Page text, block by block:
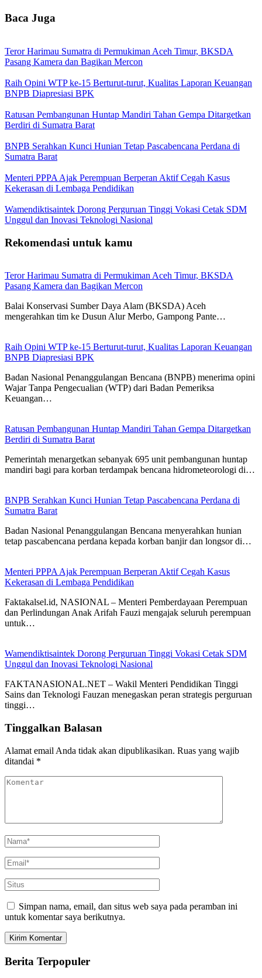
Baca Juga
Teror Harimau Sumatra di Permukiman Aceh Timur, BKSDA
Pasang Kamera dan Bagikan Mercon
Raih Opini WTP ke-15 Berturut-turut, Kualitas Laporan Keuangan
BNPB Diapresiasi BPK
Ratusan Pembangunan Huntap Mandiri Tahan Gempa Ditargetkan
Berdiri di Sumatra Barat
BNPB Serahkan Kunci Hunian Tetap Pascabencana Perdana di
Sumatra Barat
Menteri PPPA Ajak Perempuan Berperan Aktif Cegah Kasus
Kekerasan di Lembaga Pendidikan
Wamendiktisaintek Dorong Perguruan Tinggi Vokasi Cetak SDM
Unggul dan Inovasi Teknologi Nasional
Rekomendasi untuk kamu
Teror Harimau Sumatra di Permukiman Aceh Timur, BKSDA
Pasang Kamera dan Bagikan Mercon
Balai Konservasi Sumber Daya Alam (BKSDA) Aceh
mengerahkan tim ke Dusun Alur Merbo, Gampong Pante…
Raih Opini WTP ke-15 Berturut-turut, Kualitas Laporan Keuangan
BNPB Diapresiasi BPK
Badan Nasional Penanggulangan Bencana (BNPB) menerima opini
Wajar Tanpa Pengecualian (WTP) dari Badan Pemeriksa
Keuangan…
Ratusan Pembangunan Huntap Mandiri Tahan Gempa Ditargetkan
Berdiri di Sumatra Barat
Pemerintah menargetkan sebanyak 695 unit pembangunan huntap
mandiri bagi para korban terdampak bencana hidrometeorologi di…
BNPB Serahkan Kunci Hunian Tetap Pascabencana Perdana di
Sumatra Barat
Badan Nasional Penanggulangan Bencana menyerahkan hunian
tetap pascabencana perdana kepada korban banjir dan longsor di…
Menteri PPPA Ajak Perempuan Berperan Aktif Cegah Kasus
Kekerasan di Lembaga Pendidikan
Faktakalsel.id, NASIONAL – Menteri Pemberdayaan Perempuan
dan Perlindungan Anak Arifah Fauzi mengajak seluruh perempuan
untuk…
Wamendiktisaintek Dorong Perguruan Tinggi Vokasi Cetak SDM
Unggul dan Inovasi Teknologi Nasional
FAKTANASIONAL.NET – Wakil Menteri Pendidikan Tinggi
Sains dan Teknologi Fauzan menegaskan peran strategis perguruan
tinggi…
Tinggalkan Balasan
Alamat email Anda tidak akan dipublikasikan. Ruas yang wajib
ditandai *
Simpan nama, email, dan situs web saya pada peramban ini
untuk komentar saya berikutnya.
Berita Terpopuler